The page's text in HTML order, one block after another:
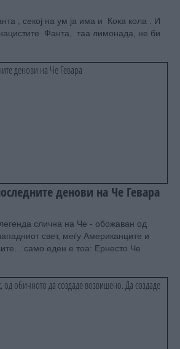
, секој на ум ја има и Кока кола . И
Фанта, таа лимoнада, не би
денови на Че Гевара
слична на Че - обожаван од
свет, меѓу Американците и
само еден е тоа: Ернесто Че